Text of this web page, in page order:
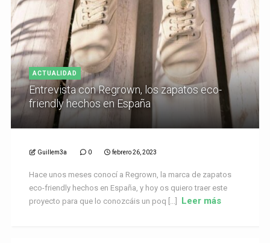
ACTUALIDAD
Entrevista con Regrown, los zapatos eco-
friendly hechos en España
Guillem3a 0 febrero 26, 2023
Hace unos meses conocí a Regrown, la marca de zapatos
eco-friendly hechos en España, y hoy os quiero traer este
proyecto para que lo conozcáis un poq [...]
Leer más